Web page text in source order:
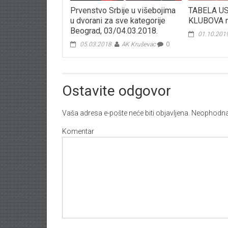
Prvenstvo Srbije u višebojima
u dvorani za sve kategorije
Beograd, 03/04.03.2018.
05.03.2018. AK Kruševac 0
TABELA
KLUBOVA
Ostavite odgovor
Vaša adresa e-pošte neće biti objavljena.
Komentar